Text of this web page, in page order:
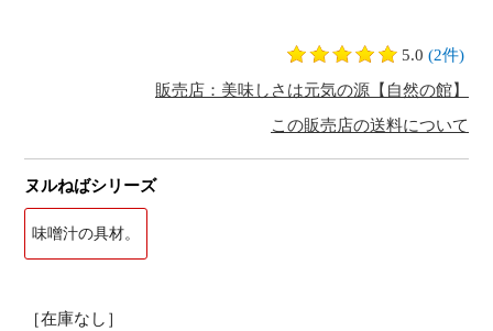
5.0 (2件)
販売店：美味しさは元気の源【自然の館】
この販売店の送料について
ヌルねばシリーズ
味噌汁の具材。
［在庫なし］